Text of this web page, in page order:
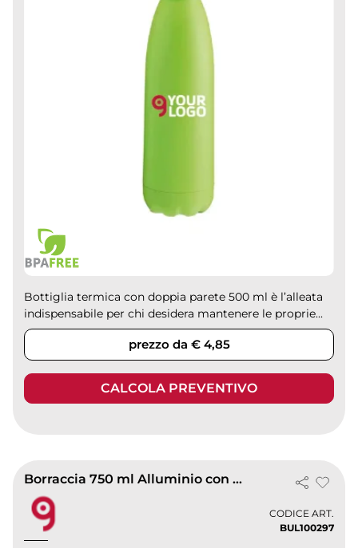
Bottiglia termica con doppia parete 500 ml è l’alleata
indispensabile per chi desidera mantenere le proprie...
prezzo da € 4,85
CALCOLA PREVENTIVO
Borraccia 750 ml Alluminio con Moschettone Senza BPA
CODICE ART.
BUL100297